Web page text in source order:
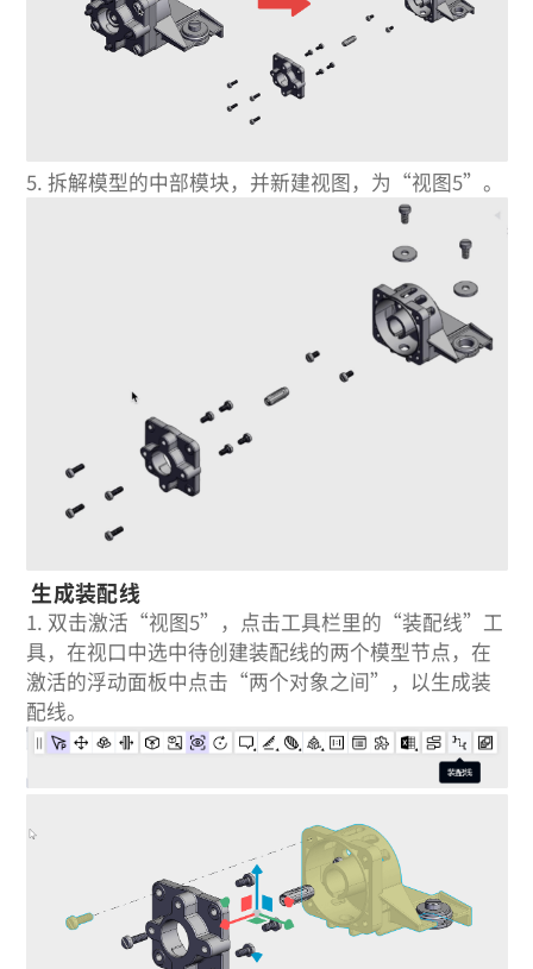
5. 拆解模型的中部模块，并新建视图，为“视图5”。
生成装配线
1. 双击激活“视图5”，点击工具栏里的“装配线”工
具，在视口中选中待创建装配线的两个模型节点，在
激活的浮动面板中点击“两个对象之间”，以生成装
配线。